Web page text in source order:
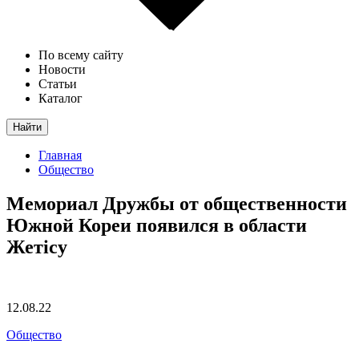
По всему сайту
Новости
Статьи
Каталог
Найти
Главная
Общество
Мемориал Дружбы от общественности
Южной Кореи появился в области
Жетiсу
12.08.22
Общество